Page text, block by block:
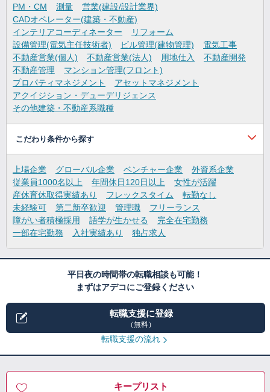
PM・CM
測量
営業(建設/設計業界)
CADオペレーター(建築・不動産)
インテリアコーディネーター
リフォーム
設備管理(電気主任技術者)
ビル管理(建物管理)
電気工事
不動産営業(個人)
不動産営業(法人) 用地仕入
不動産開発
不動産管理
マンション管理(フロント)
プロパティマネジメント
アセットマネジメント
アクイジション・デューデリジェンス
その他建築・不動産系職種
こだわり条件から探す
上場企業 グローバル企業 ベンチャー企業
外資系企業
従業員1000名以上
年間休日120日以上
女性が活躍
産休育休取得実績あり
フレックスタイム
転勤なし
未経験可
第二新卒歓迎 管理職
フリーランス
障がい者積極採用
語学が生かせる
完全在宅勤務
一部在宅勤務
入社実績あり 独占求人
平日夜の時間帯の転職相談も可能！
まずはアデコにご登録ください
転職支援に登録
（無料）
転職支援の流れ
キープリスト